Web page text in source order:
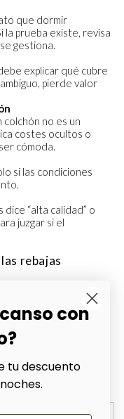
que dormir
la prueba existe, revisa
gestiona.
explicar qué cubre
pierde valor
colchón no es un
costes ocultos o
cómoda.
si las condiciones
“alta calidad” o
juzgar si el
rebajas
muchas ofertas de
materiales
los 10 años de
vacío informativo
puede deteriorarse
con el tiempo.
señales.
con
tu descuento